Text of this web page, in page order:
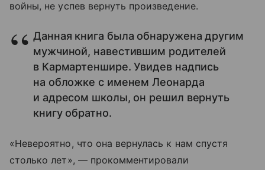
войны, не успев вернуть произведение.
Данная книга была обнаружена другим
мужчиной, навестившим родителей
в Кармартеншире. Увидев надпись
на обложке с именем Леонарда
и адресом школы, он решил вернуть
книгу обратно.
«Невероятно, что она вернулась к нам спустя
столько лет», — прокомментировали